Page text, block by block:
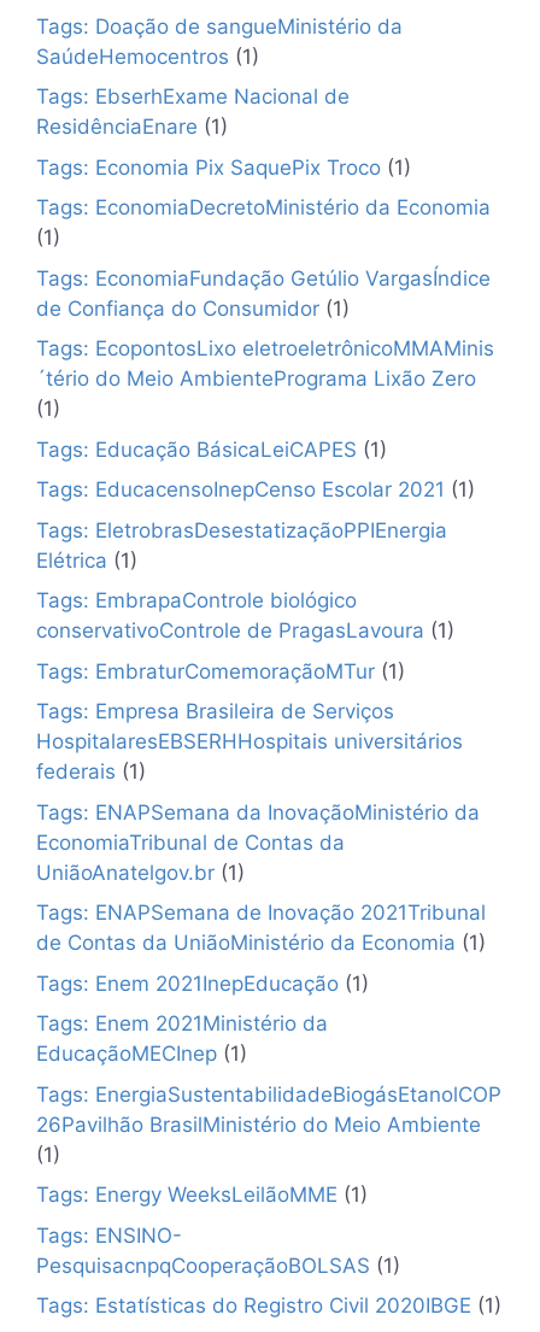
Tags: Doação de sangueMinistério da
SaúdeHemocentros (1)
Tags: EbserhExame Nacional de
ResidênciaEnare (1)
Tags: Economia Pix SaquePix Troco (1)
Tags: EconomiaDecretoMinistério da Economia
(1)
Tags: EconomiaFundação Getúlio VargasÍndice
de Confiança do Consumidor (1)
Tags: EcopontosLixo eletroeletrônicoMMAMinis
´tério do Meio AmbientePrograma Lixão Zero
(1)
Tags: Educação BásicaLeiCAPES (1)
Tags: EducacensoInepCenso Escolar 2021 (1)
Tags: EletrobrasDesestatizaçãoPPIEnergia
Elétrica (1)
Tags: EmbrapaControle biológico
conservativoControle de PragasLavoura (1)
Tags: EmbraturComemoraçãoMTur (1)
Tags: Empresa Brasileira de Serviços
HospitalaresEBSERHHospitais universitários
federais (1)
Tags: ENAPSemana da InovaçãoMinistério da
EconomiaTribunal de Contas da
UniãoAnatelgov.br (1)
Tags: ENAPSemana de Inovação 2021Tribunal
de Contas da UniãoMinistério da Economia (1)
Tags: Enem 2021InepEducação (1)
Tags: Enem 2021Ministério da
EducaçãoMECInep (1)
Tags: EnergiaSustentabilidadeBiogásEtanolCOP
26Pavilhão BrasilMinistério do Meio Ambiente
(1)
Tags: Energy WeeksLeilãoMME (1)
Tags: ENSINO-
PesquisacnpqCooperaçãoBOLSAS (1)
Tags: Estatísticas do Registro Civil 2020IBGE (1)